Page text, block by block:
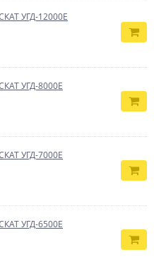
УГД-12000E
УГД-8000E
УГД-7000E
УГД-6500E